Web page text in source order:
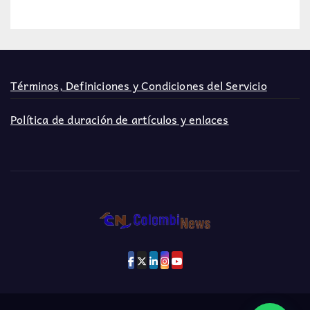
Términos, Definiciones y Condiciones del Servicio
Política de duración de artículos y enlaces